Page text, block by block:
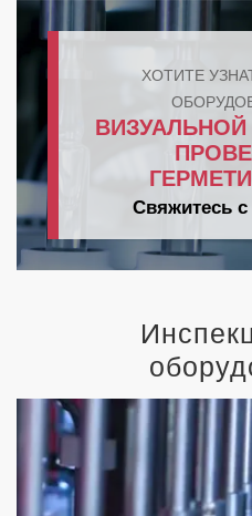
ХОТИТЕ
Свяжитесь